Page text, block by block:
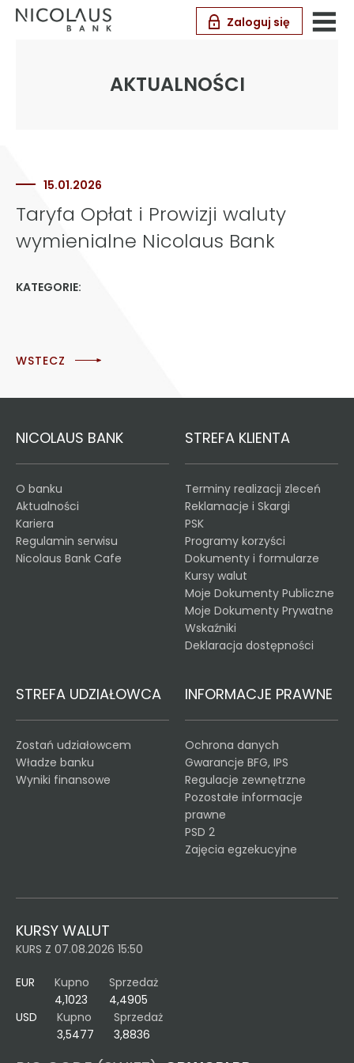
Zaloguj się
AKTUALNOŚCI
15.01.2026
Taryfa Opłat i Prowizji waluty
wymienialne Nicolaus Bank
KATEGORIE:
WSTECZ
NICOLAUS BANK
O banku
Aktualności
Kariera
Regulamin serwisu
Nicolaus Bank Cafe
STREFA KLIENTA
Terminy realizacji zleceń
Reklamacje i Skargi
PSK
Programy korzyści
Dokumenty i formularze
Kursy walut
Moje Dokumenty Publiczne
Moje Dokumenty Prywatne
Wskaźniki
Deklaracja dostępności
STREFA UDZIAŁOWCA
Zostań udziałowcem
Władze banku
Wyniki finansowe
INFORMACJE PRAWNE
Ochrona danych
Gwarancje BFG, IPS
Regulacje zewnętrzne
Pozostałe informacje
prawne
PSD 2
Zajęcia egzekucyjne
KURSY WALUT
KURS Z 07.08.2026 15:50
EUR
Kupno
4,1023
Sprzedaż
4,4905
USD
Kupno
3,5477
Sprzedaż
3,8836